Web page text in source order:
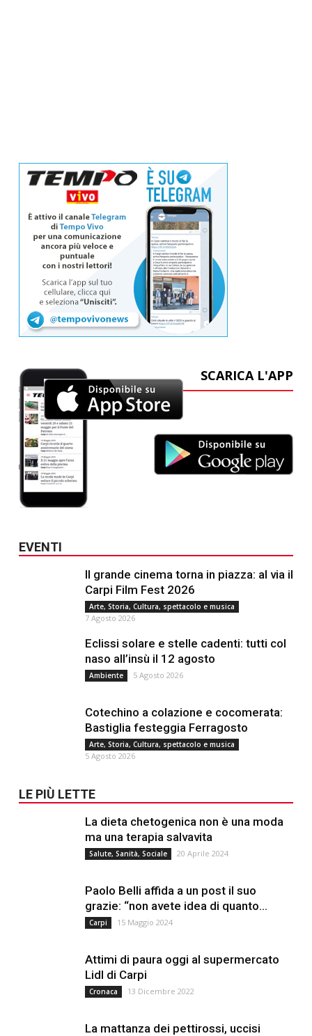
SCARICA L'APP
EVENTI
Il grande cinema torna in piazza: al via il
Carpi Film Fest 2026
Arte, Storia, Cultura, spettacolo e musica
7 Agosto 2026
Eclissi solare e stelle cadenti: tutti col
naso all’insù il 12 agosto
Ambiente 5 Agosto 2026
Cotechino a colazione e cocomerata:
Bastiglia festeggia Ferragosto
Arte, Storia, Cultura, spettacolo e musica
5 Agosto 2026
LE PIÙ LETTE
La dieta chetogenica non è una moda
ma una terapia salvavita
Salute, Sanità, Sociale 20 Aprile 2024
Paolo Belli affida a un post il suo
grazie: “non avete idea di quanto...
Carpi 15 Maggio 2024
Attimi di paura oggi al supermercato
Lidl di Carpi
Cronaca 13 Dicembre 2022
La mattanza dei pettirossi, uccisi